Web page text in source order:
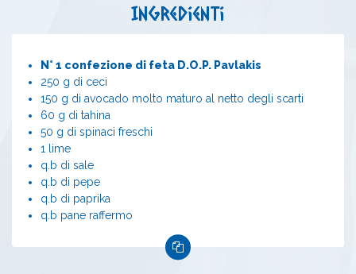
Ingredienti
N° 1 confezione di feta D.O.P. Pavlakis
250 g di ceci
150 g di avocado molto maturo al netto degli scarti
60 g di tahina
50 g di spinaci freschi
1 lime
q.b di sale
q.b di pepe
q.b di paprika
q.b pane raffermo